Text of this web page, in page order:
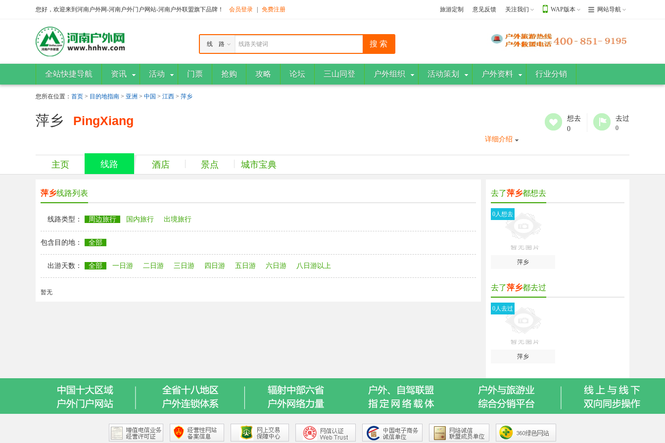
您好，欢迎来到河南户外网-河南户外门户网站-河南户外联盟旗下品牌！ 会员登录 免费注册 旅游定制 意见反馈 关注我们 WAP版本 网站导航
线路关键词
线 路
全站快捷导航 资讯 活动 门票 抢购 攻略 论坛 三山同登 户外组织 活动策划 户外资料 行业分销
您所在位置： 首页 > 目的地指南 > 亚洲 > 中国 > 江西 > 萍乡
萍乡 PingXiang
想去
0
去过
0
详细介绍
主页 线路 酒店 景点 城市宝典
萍乡线路列表
线路类型： 周边旅行 国内旅行 出境旅行
包含目的地： 全部
出游天数： 全部 一日游 二日游 三日游 四日游 五日游 六日游 八日游以上
暂无
去了萍乡都想去
萍乡
0人想去
去了萍乡都去过
萍乡
0人去过